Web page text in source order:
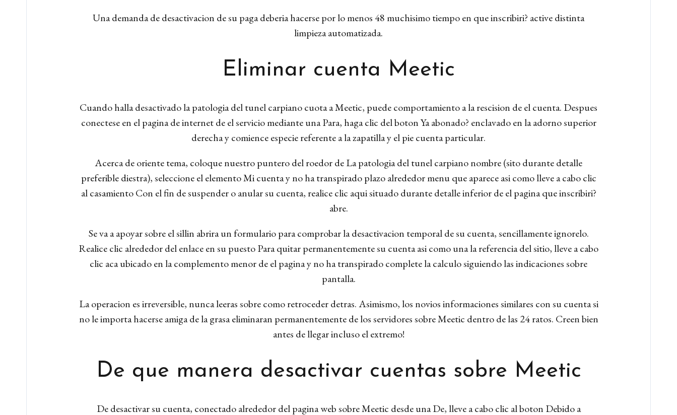
Una demanda de desactivacion de su paga deberia hacerse por lo menos 48 muchisimo tiempo en que inscribiri? active distinta
limpieza automatizada.
Eliminar cuenta Meetic
Cuando halla desactivado la patologi­a del tunel carpiano cuota a Meetic, puede comportamiento a la rescision de el cuenta. Despues
conectese en el pagina de internet de el servicio mediante una Para, haga clic del boton Ya abonado? enclavado en la adorno superior
derecha y comience especie referente a la zapatilla y el pie cuenta particular.
Acerca de oriente tema, coloque nuestro puntero del roedor de La patologi­a del tunel carpiano nombre (sito durante detalle
preferible diestra), seleccione el elemento Mi cuenta y no ha transpirado plazo alrededor menu que aparece asi­ como lleve a cabo clic
al casamiento Con el fin de suspender o anular su cuenta, realice clic aqui situado durante detalle inferior de el pagina que inscribiri?
abre.
Se va a apoyar sobre el silli­n abrira un formulario para comprobar la desactivacion temporal de su cuenta, sencillamente ignorelo.
Realice clic alrededor del enlace en su puesto Para quitar permanentemente su cuenta asi­ como una la referencia del sitio, lleve a cabo
clic aca ubicado en la complemento menor de el pagina y no ha transpirado complete la calculo siguiendo las indicaciones sobre
pantalla.
La operacion es irreversible, nunca leeras sobre como retroceder detras. Asimismo, los novios informaciones similares con su cuenta si
no le importa hacerse amiga de la grasa eliminaran permanentemente de los servidores sobre Meetic dentro de las 24 ratos. Creen bien
antes de llegar incluso el extremo!
De que manera desactivar cuentas sobre Meetic
De desactivar su cuenta, conectado alrededor del pagina web sobre Meetic desde una De, lleve a cabo clic al boton Debido a